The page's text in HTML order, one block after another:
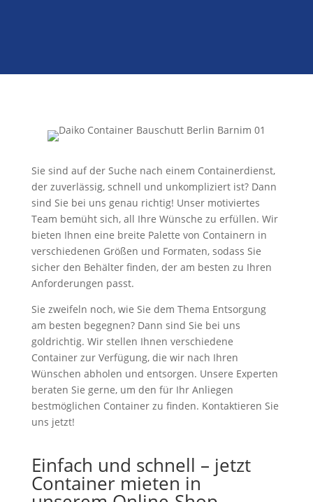
Sie sind auf der Suche nach einem Containerdienst,
der zuverlässig, schnell und unkompliziert ist? Dann
sind Sie bei uns genau richtig! Unser motiviertes
Team bemüht sich, all Ihre Wünsche zu erfüllen. Wir
bieten Ihnen eine breite Palette von Containern in
verschiedenen Größen und Formaten, sodass Sie
sicher den Behälter finden, der am besten zu Ihren
Anforderungen passt.
Sie zweifeln noch, wie Sie dem Thema Entsorgung
am besten begegnen? Dann sind Sie bei uns
goldrichtig. Wir stellen Ihnen verschiedene
Container zur Verfügung, die wir nach Ihren
Wünschen abholen und entsorgen. Unsere Experten
beraten Sie gerne, um den für Ihr Anliegen
bestmöglichen Container zu finden. Kontaktieren Sie
uns jetzt!
Einfach und schnell – jetzt
Container mieten in